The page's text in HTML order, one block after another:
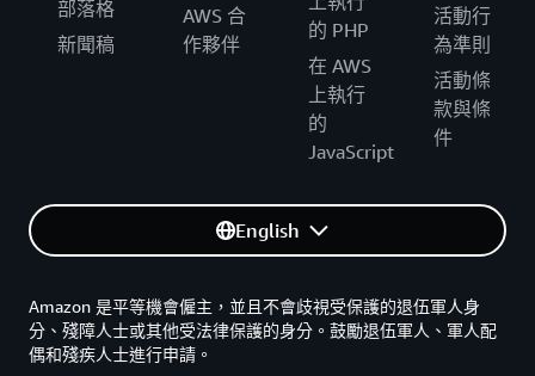
部落格
新聞稿
AWS 合
作夥伴
的 PHP
在 AWS
上執行
的
JavaScript
活動行
為準則
活動條
款與條
件
English
Amazon 是平等機會僱主，並且不會歧視受保護的退伍軍人身
分、殘障人士或其他受法律保護的身分。鼓勵退伍軍人、軍人配
偶和殘疾人士進行申請。